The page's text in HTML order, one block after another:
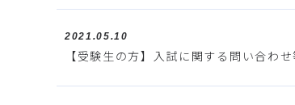
2021.05.10
【受験生の方】入試に関する問い合わ